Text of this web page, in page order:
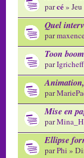
parcé»
Quel
par
Toon
parIgricheff
par
Mise en
par
Ellipse
parPhi »